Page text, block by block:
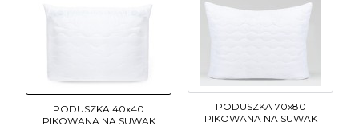
PODUSZKA 40x40
PIKOWANA NA SUWAK
PODUSZKA 70x80
PIKOWANA NA SUWAK